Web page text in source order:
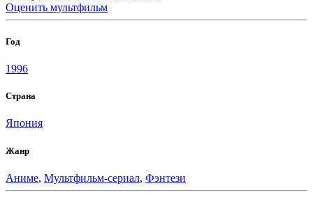
Оценить мультфильм
Год
1996
Страна
Япония
Жанр
Аниме, Мультфильм-сериал, Фэнтези